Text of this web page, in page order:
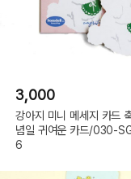
3,000
강아지 미니 메세지 카드
념일 귀여운 카드/030-
6